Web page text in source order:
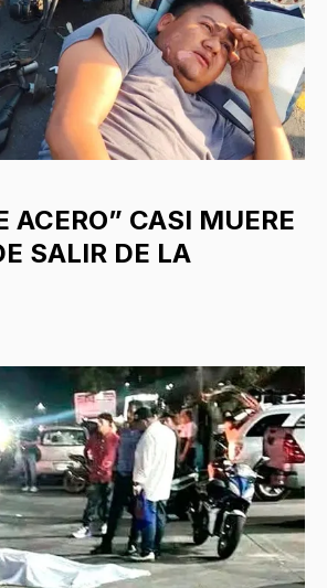
ACERO” CASI MUERE
SALIR DE LA